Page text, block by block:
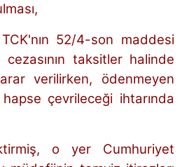
52/4-son maddesi
taksitler halinde
verilirken, ödenmeyen
hapse çevrileceği ihtarında
o yer Cumhuriyet